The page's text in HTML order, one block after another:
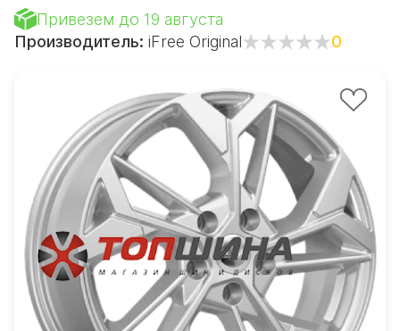
Привезем до 19 августа
Производитель: iFree Original 0